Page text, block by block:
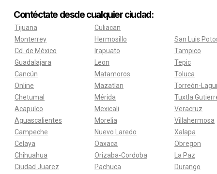
Contéctate desde cualquier ciudad:
Tijuana
Monterrey
Cd. de México
Guadalajara
Cancún
Online
Chetumal
Acapulco
Aguascalientes
Campeche
Celaya
Chihuahua
Ciudad Juarez
Culiacan
Hermosillo
Irapuato
Leon
Matamoros
Mazatlan
Mérida
Mexicali
Morelia
Nuevo Laredo
Oaxaca
Orizaba-Cordoba
Pachuca
San Luis
Tampico
Tepic
Toluca
Torreón-
Tuxtla
Veracruz
Villahermosa
Xalapa
Obregon
La Paz
Durango